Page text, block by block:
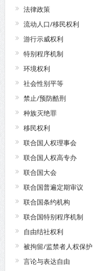
法律政策
流动人口/移民权利
游行示威权利
特别程序机制
环境权利
社会性别平等
禁止/预防酷刑
种族灭绝罪
移民权利
联合国人权理事会
联合国人权高专办
联合国大会
联合国普遍定期审议
联合国条约机构
联合国特别程序机制
自由结社权利
被拘留/监禁者人权保护
言论与表达自由